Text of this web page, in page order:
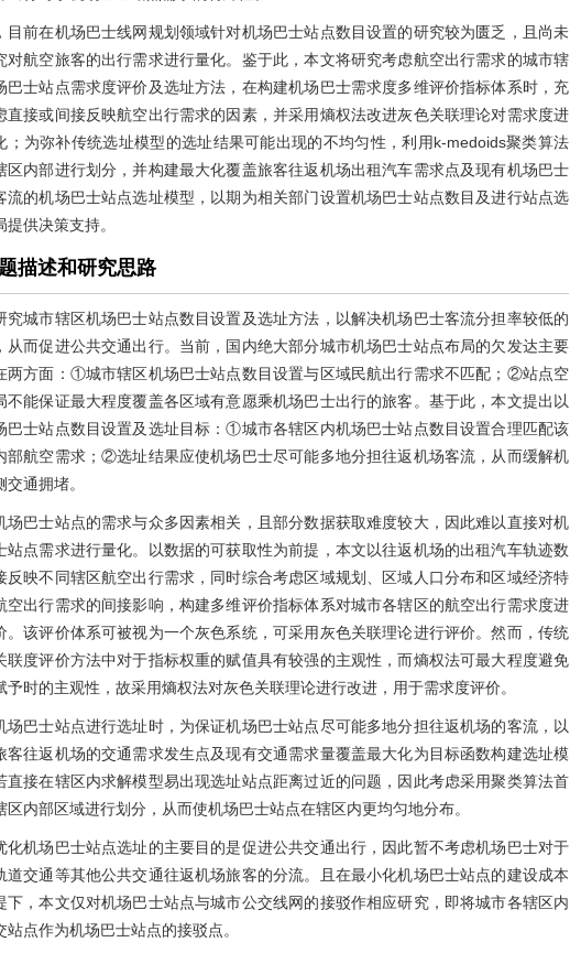
目前在机场巴士线网规划领域针对机场巴士站点数目设置的研究较为匮乏，且尚未
对航空旅客的出行需求进行量化。鉴于此，本文将研究考虑航空出行需求的城市辖
巴士站点需求度评价及选址方法，在构建机场巴士需求度多维评价指标体系时，充
直接或间接反映航空出行需求的因素，并采用熵权法改进灰色关联理论对需求度进
；为弥补传统选址模型的选址结果可能出现的不均匀性，利用k-medoids聚类算法
区内部进行划分，并构建最大化覆盖旅客往返机场出租汽车需求点及现有机场巴士
流的机场巴士站点选址模型，以期为相关部门设置机场巴士站点数目及进行站点选
提供决策支持。
描述和研究思路
究城市辖区机场巴士站点数目设置及选址方法，以解决机场巴士客流分担率较低的
从而促进公共交通出行。当前，国内绝大部分城市机场巴士站点布局的欠发达主要
两方面：①城市辖区机场巴士站点数目设置与区域民航出行需求不匹配；②站点空
不能保证最大程度覆盖各区域有意愿乘机场巴士出行的旅客。基于此，本文提出以
巴士站点数目设置及选址目标：①城市各辖区内机场巴士站点数目设置合理匹配该
部航空需求；②选址结果应使机场巴士尽可能多地分担往返机场客流，从而缓解机
交通拥堵。
场巴士站点的需求与众多因素相关，且部分数据获取难度较大，因此难以直接对机
站点需求进行量化。以数据的可获取性为前提，本文以往返机场的出租汽车轨迹数
反映不同辖区航空出行需求，同时综合考虑区域规划、区域人口分布和区域经济特
空出行需求的间接影响，构建多维评价指标体系对城市各辖区的航空出行需求度进
。该评价体系可被视为一个灰色系统，可采用灰色关联理论进行评价。然而，传统
联度评价方法中对于指标权重的赋值具有较强的主观性，而熵权法可最大程度避免
予时的主观性，故采用熵权法对灰色关联理论进行改进，用于需求度评价。
场巴士站点进行选址时，为保证机场巴士站点尽可能多地分担往返机场的客流，以
客往返机场的交通需求发生点及现有交通需求量覆盖最大化为目标函数构建选址模
直接在辖区内求解模型易出现选址站点距离过近的问题，因此考虑采用聚类算法首
区内部区域进行划分，从而使机场巴士站点在辖区内更均匀地分布。
化机场巴士站点选址的主要目的是促进公共交通出行，因此暂不考虑机场巴士对于
道交通等其他公共交通往返机场旅客的分流。且在最小化机场巴士站点的建设成本
下，本文仅对机场巴士站点与城市公交线网的接驳作相应研究，即将城市各辖区内
站点作为机场巴士站点的接驳点。